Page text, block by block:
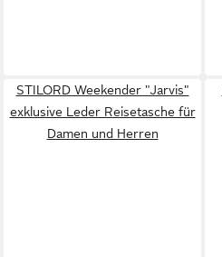
STILORD Weekender "Jarvis"
exklusive Leder Reisetasche für
Damen und Herren